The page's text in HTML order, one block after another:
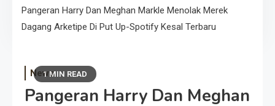
Pangeran Harry Dan Meghan Markle Menolak Merek
Dagang Arketipe Di Put Up-Spotify Kesal Terbaru
1 MIN READ
News
Pangeran Harry Dan Meghan